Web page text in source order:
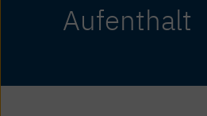
Aufenthalt